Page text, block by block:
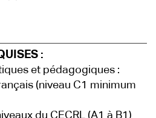
:
et pédagogiques :
(niveau C1 minimum
du CECRL (A1 à B1)